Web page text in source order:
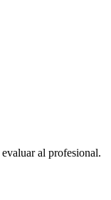
al profesional.